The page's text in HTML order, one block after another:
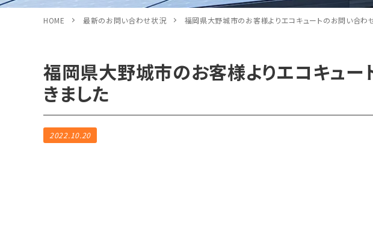
HOME 最新のお問い合わせ状況 福岡県大野城市のお客様よりエコキュートのお問い合わ
福岡県大野城市のお客様よりエコキュ
きました
2022.10.20